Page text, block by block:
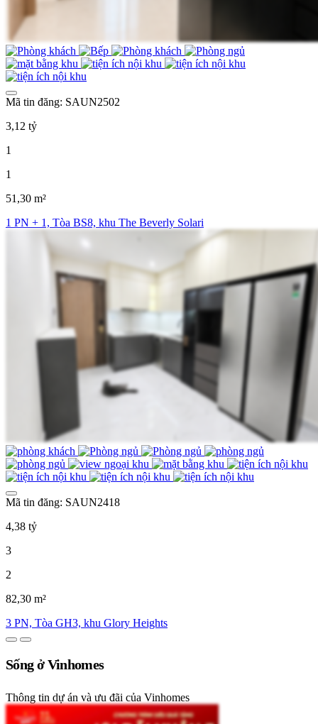
Mã tin đăng: SAUN2502
3,12 tỷ
1
1
51,30 m²
1 PN + 1, Tòa BS8, khu The Beverly Solari
Mã tin đăng: SAUN2418
4,38 tỷ
3
2
82,30 m²
3 PN, Tòa GH3, khu Glory Heights
Sống ở Vinhomes
Thông tin dự án và ưu đãi của Vinhomes